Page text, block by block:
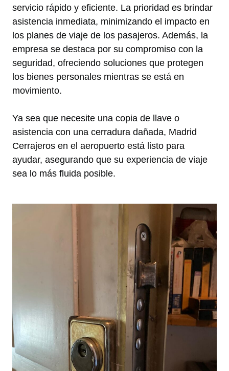
servicio rápido y eficiente. La prioridad es brindar
asistencia inmediata, minimizando el impacto en
los planes de viaje de los pasajeros. Además, la
empresa se destaca por su compromiso con la
seguridad, ofreciendo soluciones que protegen
los bienes personales mientras se está en
movimiento.
Ya sea que necesite una copia de llave o
asistencia con una cerradura dañada, Madrid
Cerrajeros en el aeropuerto está listo para
ayudar, asegurando que su experiencia de viaje
sea lo más fluida posible.